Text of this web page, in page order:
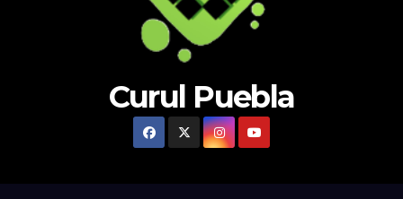
Curul Puebla